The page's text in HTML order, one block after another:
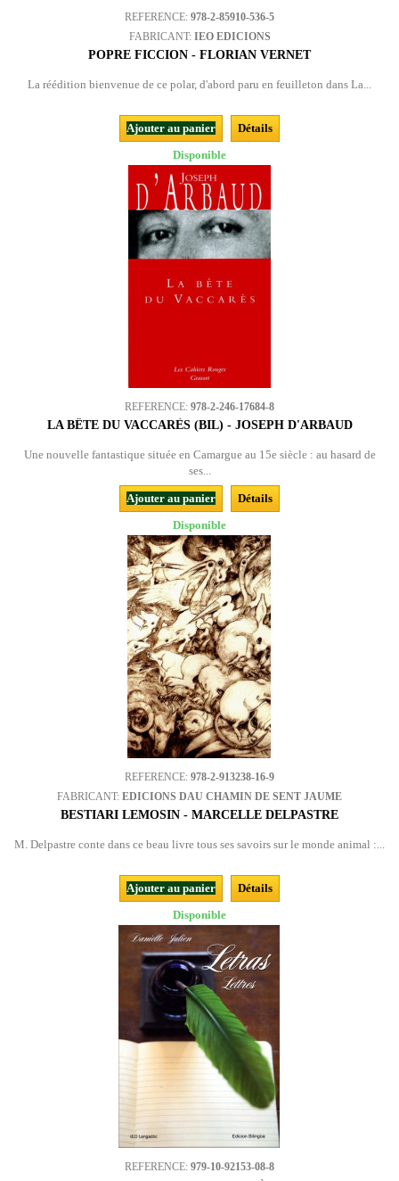
REFERENCE: 978-2-85910-536-5
FABRICANT: IEO EDICIONS
POPRE FICCION - FLORIAN VERNET
La réédition bienvenue de ce polar, d'abord paru en feuilleton dans La...
Ajouter au panier
Détails
Disponible
REFERENCE: 978-2-246-17684-8
LA BÊTE DU VACCARÈS (BIL) - JOSEPH D'ARBAUD
Une nouvelle fantastique située en Camargue au 15e siècle : au hasard de
ses...
Ajouter au panier
Détails
Disponible
REFERENCE: 978-2-913238-16-9
FABRICANT: EDICIONS DAU CHAMIN DE SENT JAUME
BESTIARI LEMOSIN - MARCELLE DELPASTRE
M. Delpastre conte dans ce beau livre tous ses savoirs sur le monde animal :...
Ajouter au panier
Détails
Disponible
REFERENCE: 979-10-92153-08-8